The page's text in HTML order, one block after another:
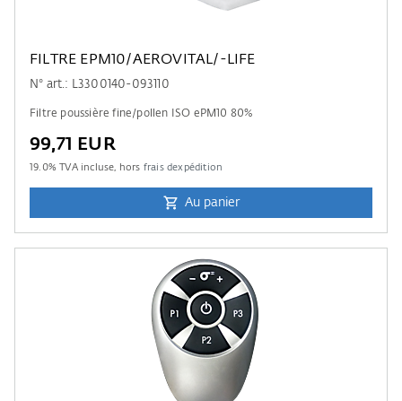
FILTRE EPM10/AEROVITAL/-LIFE
N° art.: L3300140-093110
Filtre poussière fine/pollen ISO ePM10 80%
99,71 EUR
19.0% TVA incluse, hors frais dexpédition
Au panier